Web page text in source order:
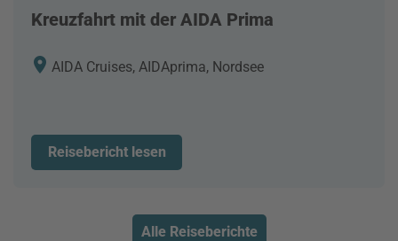
Kreuzfahrt mit der AIDA Prima
AIDA Cruises, AIDAprima, Nordsee
Reisebericht lesen
Alle Reiseberichte